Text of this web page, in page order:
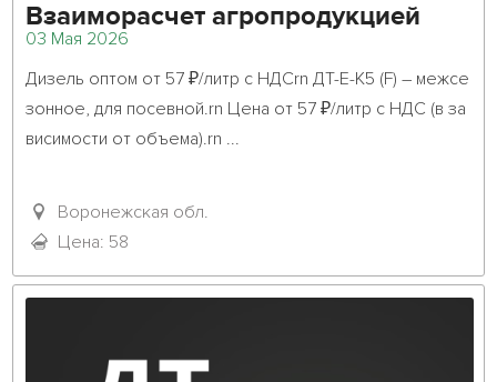
Взаиморасчет агропродукцией
03 Мая 2026
Дизель оптом от 57 ₽/литр с НДСrn ДТ-Е-К5 (F) – межсе
зонное, для посевной.rn Цена от 57 ₽/литр с НДС (в за
висимости от объема).rn ...
Воронежская обл.
Цена: 58